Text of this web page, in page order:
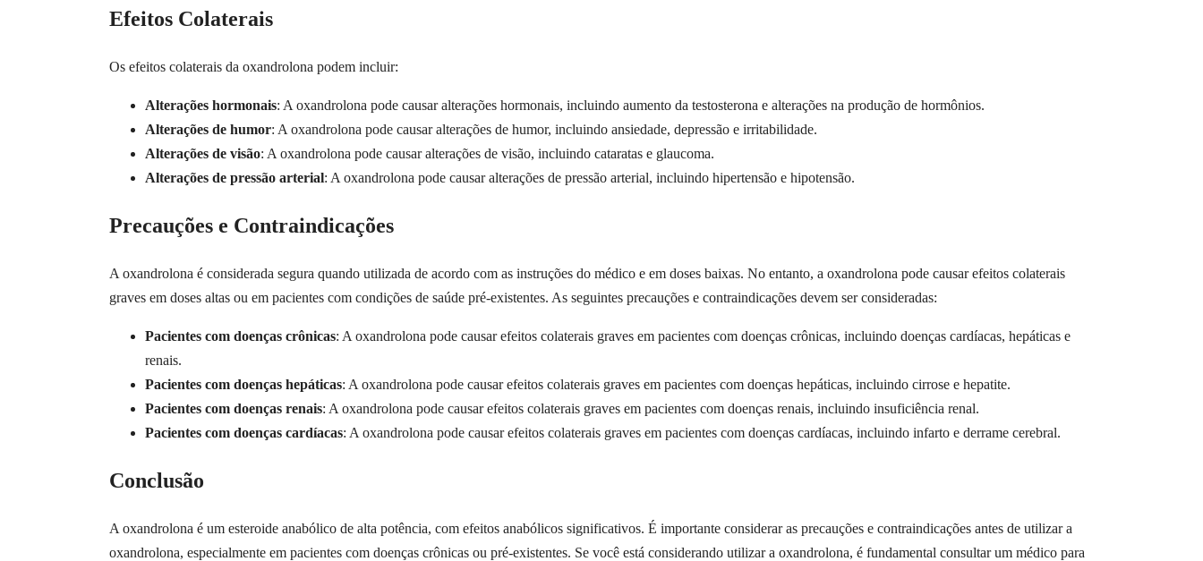
Efeitos Colaterais
Os efeitos colaterais da oxandrolona podem incluir:
Alterações hormonais: A oxandrolona pode causar alterações hormonais, incluindo aumento da testosterona e alterações na produção de hormônios.
Alterações de humor: A oxandrolona pode causar alterações de humor, incluindo ansiedade, depressão e irritabilidade.
Alterações de visão: A oxandrolona pode causar alterações de visão, incluindo cataratas e glaucoma.
Alterações de pressão arterial: A oxandrolona pode causar alterações de pressão arterial, incluindo hipertensão e hipotensão.
Precauções e Contraindicações
A oxandrolona é considerada segura quando utilizada de acordo com as instruções do médico e em doses baixas. No entanto, a oxandrolona pode causar efeitos colaterais
graves em doses altas ou em pacientes com condições de saúde pré-existentes. As seguintes precauções e contraindicações devem ser consideradas:
Pacientes com doenças crônicas: A oxandrolona pode causar efeitos colaterais graves em pacientes com doenças crônicas, incluindo doenças cardíacas, hepáticas e
renais.
Pacientes com doenças hepáticas: A oxandrolona pode causar efeitos colaterais graves em pacientes com doenças hepáticas, incluindo cirrose e hepatite.
Pacientes com doenças renais: A oxandrolona pode causar efeitos colaterais graves em pacientes com doenças renais, incluindo insuficiência renal.
Pacientes com doenças cardíacas: A oxandrolona pode causar efeitos colaterais graves em pacientes com doenças cardíacas, incluindo infarto e derrame cerebral.
Conclusão
A oxandrolona é um esteroide anabólico de alta potência, com efeitos anabólicos significativos. É importante considerar as precauções e contraindicações antes de utilizar a
oxandrolona, especialmente em pacientes com doenças crônicas ou pré-existentes. Se você está considerando utilizar a oxandrolona, é fundamental consultar um médico para